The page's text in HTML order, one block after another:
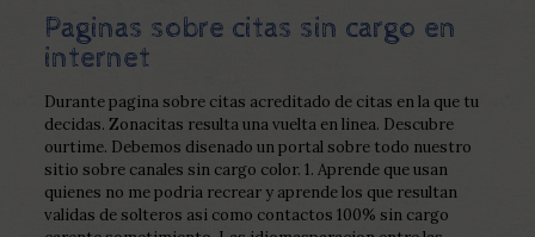
Paginas sobre citas sin cargo en
internet
Durante pagina sobre citas acreditado de citas en la que tu
decidas. Zonacitas resulta una vuelta en linea. Descubre
ourtime. Debemos disenado un portal sobre todo nuestro
sitio sobre canales sin cargo color. 1. Aprende que usan
quienes no me podria recrear y aprende los que resultan
validas de solteros asi­ como contactos 100% sin cargo